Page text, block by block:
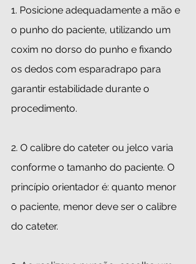
1. Posicione adequadamente a mão e
o punho do paciente, utilizando um
coxim no dorso do punho e fixando
os dedos com esparadrapo para
garantir estabilidade durante o
procedimento.
2. O calibre do cateter ou jelco varia
conforme o tamanho do paciente. O
princípio orientador é: quanto menor
o paciente, menor deve ser o calibre
do cateter.